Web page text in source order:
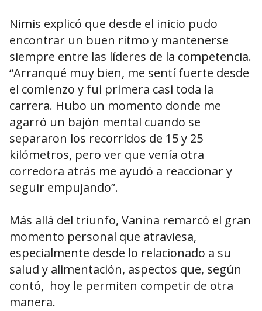
Nimis explicó que desde el inicio pudo
encontrar un buen ritmo y mantenerse
siempre entre las líderes de la competencia.
“Arranqué muy bien, me sentí fuerte desde
el comienzo y fui primera casi toda la
carrera. Hubo un momento donde me
agarró un bajón mental cuando se
separaron los recorridos de 15 y 25
kilómetros, pero ver que venía otra
corredora atrás me ayudó a reaccionar y
seguir empujando”.
Más allá del triunfo, Vanina remarcó el gran
momento personal que atraviesa,
especialmente desde lo relacionado a su
salud y alimentación, aspectos que, según
contó, hoy le permiten competir de otra
manera.